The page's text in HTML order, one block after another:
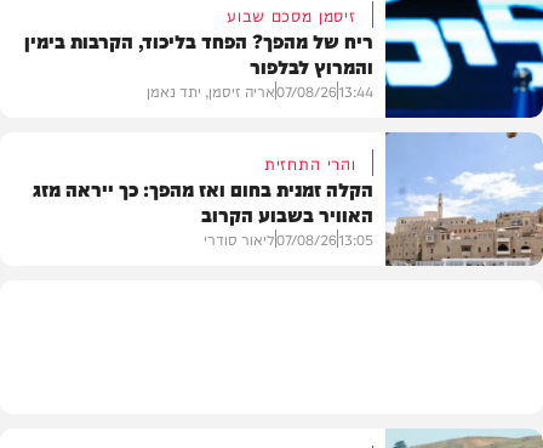
בארץ
פוליטי
זיסמן מסכם שבוע
ריח של מהפך? הפחד בליכוד, הקרבות בימין
והמרוץ לבלפור
13:44
07/08/26אריה זיסמן, יתד נאמן
והרי התחזית
הקלה זמנית בחום ואז מהפך: כך ייראה מזג
האוויר בשבוע הקרוב
13:05
07/08/26ליאור סודרי